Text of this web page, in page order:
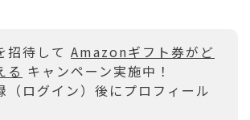
招待して Amazonギフト券がど
る キャンペーン実施中！
（ログイン）後にプロフィール